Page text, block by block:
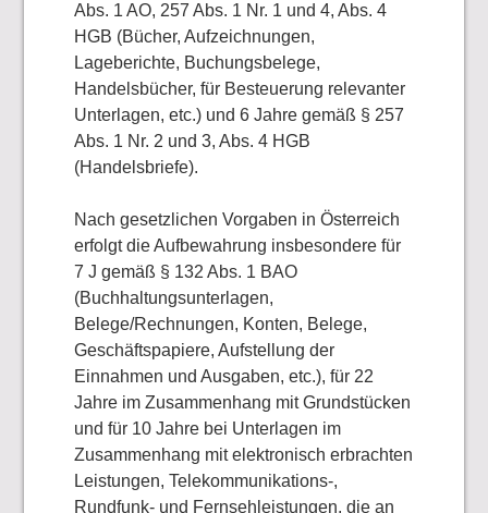
Abs. 1 AO, 257 Abs. 1 Nr. 1 und 4, Abs. 4
HGB (Bücher, Aufzeichnungen,
Lageberichte, Buchungsbelege,
Handelsbücher, für Besteuerung relevanter
Unterlagen, etc.) und 6 Jahre gemäß § 257
Abs. 1 Nr. 2 und 3, Abs. 4 HGB
(Handelsbriefe).
Nach gesetzlichen Vorgaben in Österreich
erfolgt die Aufbewahrung insbesondere für
7 J gemäß § 132 Abs. 1 BAO
(Buchhaltungsunterlagen,
Belege/Rechnungen, Konten, Belege,
Geschäftspapiere, Aufstellung der
Einnahmen und Ausgaben, etc.), für 22
Jahre im Zusammenhang mit Grundstücken
und für 10 Jahre bei Unterlagen im
Zusammenhang mit elektronisch erbrachten
Leistungen, Telekommunikations-,
Rundfunk- und Fernsehleistungen, die an